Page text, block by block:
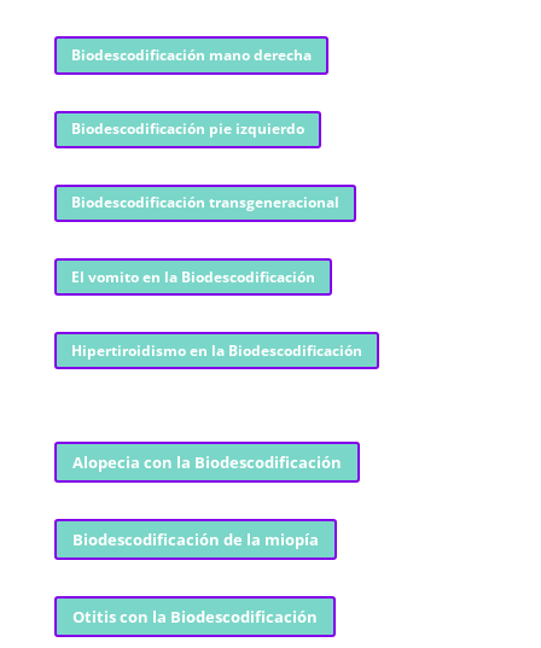
Biodescodificación mano derecha
Biodescodificación pie izquierdo
Biodescodificación transgeneracional
El vomito en la Biodescodificación
Hipertiroidismo en la Biodescodificación
Alopecia con la Biodescodificación
Biodescodificación de la miopía
Otitis con la Biodescodificación